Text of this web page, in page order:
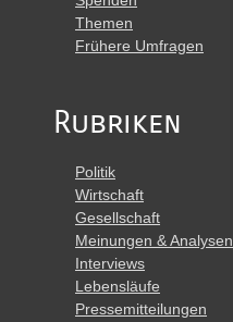
Themen
Frühere Umfragen
Rubriken
Politik
Wirtschaft
Gesellschaft
Meinungen & Analysen
Interviews
Lebensläufe
Pressemitteilungen